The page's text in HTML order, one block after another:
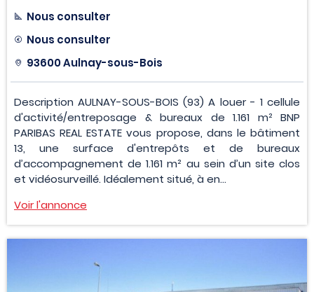
Nous consulter
Nous consulter
93600 Aulnay-sous-Bois
Description AULNAY-SOUS-BOIS (93) A louer - 1 cellule
d'activité/entreposage & bureaux de 1.161 m² BNP
PARIBAS REAL ESTATE vous propose, dans le bâtiment
13, une surface d'entrepôts et de bureaux
d’accompagnement de 1.161 m² au sein d’un site clos
et vidéosurveillé. Idéalement situé, à en...
Voir l'annonce